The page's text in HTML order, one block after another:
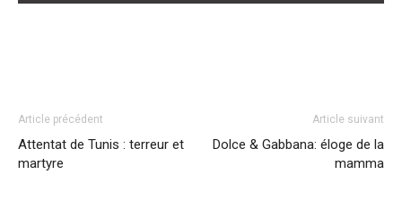
Article précédent
Attentat de Tunis : terreur et
martyre
Article suivant
Dolce & Gabbana: éloge de la
mamma